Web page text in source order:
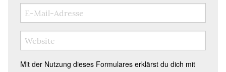
Mit der Nutzung dieses Formulares erklärst du dich mit